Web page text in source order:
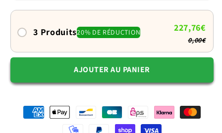
cocon
à
rebords
cocon
à
rebords
3 Produits20% DE RÉDUCTION 227,76€
0,00€
AJOUTER AU PANIER